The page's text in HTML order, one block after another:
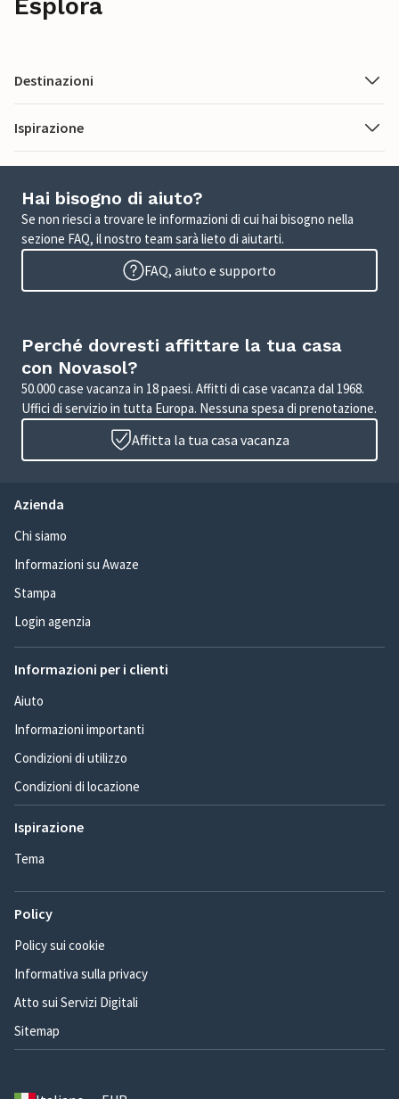
Esplora
Destinazioni
Ispirazione
Hai bisogno di aiuto?
Se non riesci a trovare le informazioni di cui hai bisogno nella
sezione FAQ, il nostro team sarà lieto di aiutarti.
FAQ, aiuto e supporto
Perché dovresti affittare la tua casa
con Novasol?
50.000 case vacanza in 18 paesi. Affitti di case vacanza dal 1968.
Uffici di servizio in tutta Europa. Nessuna spesa di prenotazione.
Affitta la tua casa vacanza
Azienda
Chi siamo
Informazioni su Awaze
Stampa
Login agenzia
Informazioni per i clienti
Aiuto
Informazioni importanti
Condizioni di utilizzo
Condizioni di locazione
Ispirazione
Tema
Policy
Policy sui cookie
Informativa sulla privacy
Atto sui Servizi Digitali
Sitemap